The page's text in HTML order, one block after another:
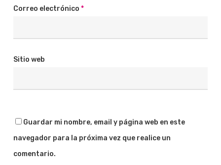
Correo electrónico *
Sitio web
Guardar mi nombre, email y página web en este
navegador para la próxima vez que realice un
comentario.